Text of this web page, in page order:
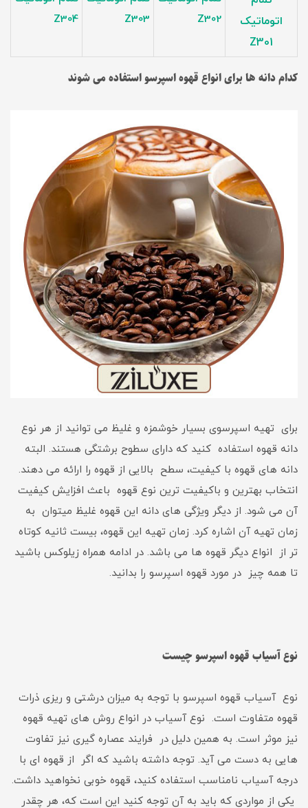
اتوماتیک
Z301
Z302
Z303
Z304
کدام دانه ها برای انواع قهوه اسپرسو استفاده می شوند
برای تهیه اسپرسوی بسیار خوشمزه و غلیظ می توانید از هر نوع
دانه قهوه استفاده کنید که دارای سطوح برشتگی هستند. البته
دانه های قهوه با کیفیت، سطح بالایی از قهوه را ارائه می دهند.
انتخاب بهترین و باکیفیت ترین نوع قهوه باعث افزایش کیفیت
آن می شود. از دیگر ویژگی های دانه این قهوه غلیظ میتوان به
زمان تهیه آن اشاره کرد. زمان تهیه این قهوه، بیست ثانیه کوتاه
تر از انواع دیگر قهوه ها می باشد. در ادامه همراه زیلوکس باشید
تا همه چیز در مورد قهوه اسپرسو را بدانید.
نوع آسیاب قهوه اسپرسو چیست
نوع آسیاب قهوه اسپرسو با توجه به میزان درشتی و ریزی ذرات
قهوه متفاوت است. نوع آسیاب در انواع روش های تهیه قهوه
نیز موثر است. به همین دلیل در فرایند عصاره گیری نیز تفاوت
هایی به دست می آید. توجه داشته باشید که اگر از قهوه ای با
درجه آسیاب نامناسب استفاده کنید، قهوه خوبی نخواهید داشت.
یکی از مواردی که باید به آن توجه کنید این است که، هر چقدر